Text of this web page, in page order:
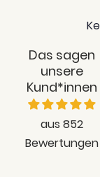
Das sagen
unsere
Kund*innen
aus 852
Bewertungen
Liebevoll
schnell,
total toll!
Ich habe noch
so liebevoll
Bestellung war